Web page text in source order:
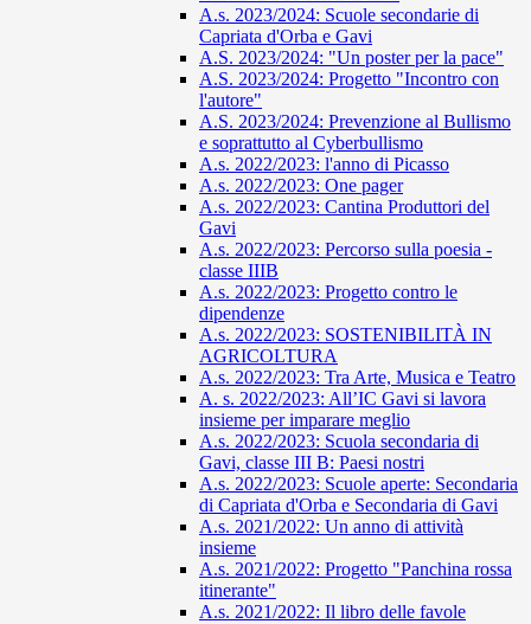
A.s. 2023/2024: Scuole secondarie di
Capriata d'Orba e Gavi
A.S. 2023/2024: "Un poster per la pace"
A.S. 2023/2024: Progetto "Incontro con
l'autore"
A.S. 2023/2024: Prevenzione al Bullismo
e soprattutto al Cyberbullismo
A.s. 2022/2023: l'anno di Picasso
A.s. 2022/2023: One pager
A.s. 2022/2023: Cantina Produttori del
Gavi
A.s. 2022/2023: Percorso sulla poesia -
classe IIIB
A.s. 2022/2023: Progetto contro le
dipendenze
A.s. 2022/2023: SOSTENIBILITÀ IN
AGRICOLTURA
A.s. 2022/2023: Tra Arte, Musica e Teatro
A. s. 2022/2023: All’IC Gavi si lavora
insieme per imparare meglio
A.s. 2022/2023: Scuola secondaria di
Gavi, classe III B: Paesi nostri
A.s. 2022/2023: Scuole aperte: Secondaria
di Capriata d'Orba e Secondaria di Gavi
A.s. 2021/2022: Un anno di attività
insieme
A.s. 2021/2022: Progetto "Panchina rossa
itinerante"
A.s. 2021/2022: Il libro delle favole